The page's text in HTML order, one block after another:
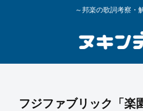
～邦楽の歌詞考察・
フジファブリック「楽